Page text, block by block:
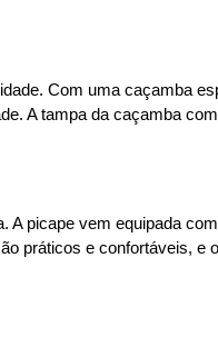
Com uma caçamba
A tampa da caçamba
picape vem equipada
práticos e confortáveis, e